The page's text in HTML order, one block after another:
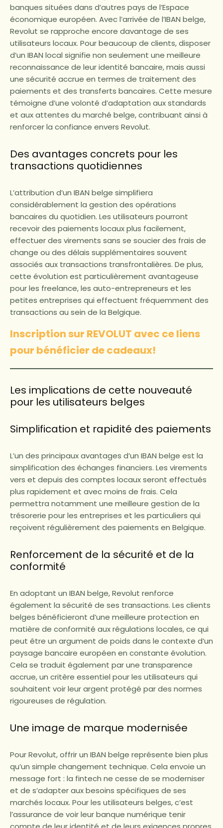
banques situées dans d’autres pays de l’Espace
économique européen. Avec l’arrivée de l’IBAN belge,
Revolut se rapproche encore davantage de ses
utilisateurs locaux. Pour beaucoup de clients, disposer
d’un IBAN local signifie non seulement une meilleure
reconnaissance de leur identité bancaire, mais aussi
une sécurité accrue en termes de traitement des
paiements et des transferts bancaires. Cette mesure
témoigne d’une volonté d’adaptation aux standards
et aux attentes du marché belge, contribuant ainsi à
renforcer la confiance envers Revolut.
Des avantages concrets pour les
transactions quotidiennes
L’attribution d’un IBAN belge simplifiera
considérablement la gestion des opérations
bancaires du quotidien. Les utilisateurs pourront
recevoir des paiements locaux plus facilement,
effectuer des virements sans se soucier des frais de
change ou des délais supplémentaires souvent
associés aux transactions transfrontalières. De plus,
cette évolution est particulièrement avantageuse
pour les freelance, les auto-entrepreneurs et les
petites entreprises qui effectuent fréquemment des
transactions au sein de la Belgique.
Inscription sur REVOLUT avec ce liens
pour bénéficier de cadeaux!
Les implications de cette nouveauté
pour les utilisateurs belges
Simplification et rapidité des paiements
L’un des principaux avantages d’un IBAN belge est la
simplification des échanges financiers. Les virements
vers et depuis des comptes locaux seront effectués
plus rapidement et avec moins de frais. Cela
permettra notamment une meilleure gestion de la
trésorerie pour les entreprises et les particuliers qui
reçoivent régulièrement des paiements en Belgique.
Renforcement de la sécurité et de la
conformité
En adoptant un IBAN belge, Revolut renforce
également la sécurité de ses transactions. Les clients
belges bénéficieront d’une meilleure protection en
matière de conformité aux régulations locales, ce qui
peut être un argument de poids dans le contexte d’un
paysage bancaire européen en constante évolution.
Cela se traduit également par une transparence
accrue, un critère essentiel pour les utilisateurs qui
souhaitent voir leur argent protégé par des normes
rigoureuses de régulation.
Une image de marque modernisée
Pour Revolut, offrir un IBAN belge représente bien plus
qu’un simple changement technique. Cela envoie un
message fort : la fintech ne cesse de se moderniser
et de s’adapter aux besoins spécifiques de ses
marchés locaux. Pour les utilisateurs belges, c’est
l’assurance de voir leur banque numérique tenir